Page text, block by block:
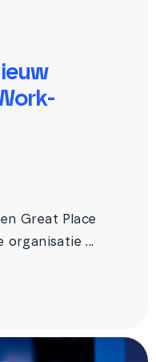
Great Place
organisatie ...